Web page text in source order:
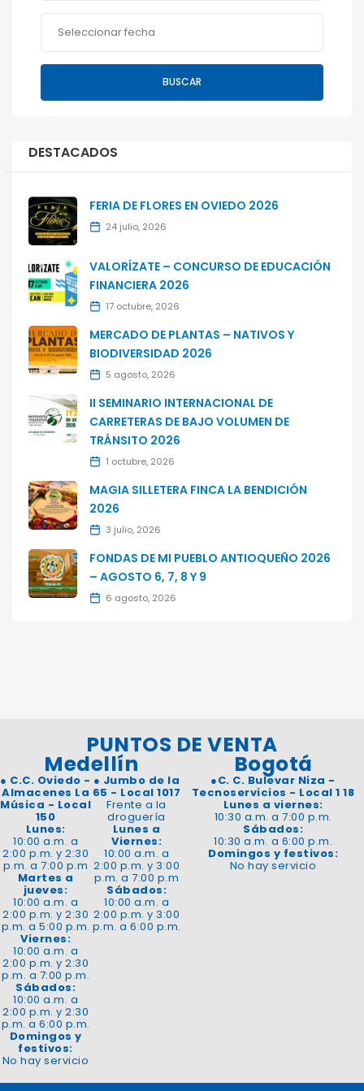
BUSCAR
DESTACADOS
FERIA DE FLORES EN OVIEDO 2026
24 julio, 2026
VALORÍZATE – CONCURSO DE EDUCACIÓN
FINANCIERA 2026
17 octubre, 2026
MERCADO DE PLANTAS – NATIVOS Y
BIODIVERSIDAD 2026
5 agosto, 2026
II SEMINARIO INTERNACIONAL DE
CARRETERAS DE BAJO VOLUMEN DE
TRÁNSITO 2026
1 octubre, 2026
MAGIA SILLETERA FINCA LA BENDICIÓN
2026
3 julio, 2026
FONDAS DE MI PUEBLO ANTIOQUEÑO 2026
– AGOSTO 6, 7, 8 Y 9
6 agosto, 2026
PUNTOS DE VENTA
Medellín
● C.C. Oviedo -
Almacenes La
Música - Local
150
Lunes:
10:00 a.m. a
2:00 p.m. y 2:30
p.m. a 7:00 p.m
Martes a
jueves:
10:00 a.m. a
2:00 p.m. y 2:30
p.m. a 5:00 p.m.
Viernes:
10:00 a.m. a
2:00 p.m. y 2:30
p.m. a 7:00 p.m.
Sábados:
10:00 a.m. a
2:00 p.m. y 2:30
p.m. a 6:00 p.m.
Domingos y
festivos:
No hay servicio
● Jumbo de la
65 - Local 1017
Frente a la
droguería
Lunes a
Viernes:
10:00 a.m. a
2:00 p.m. y 3:00
p.m. a 7:00 p.m
Sábados:
10:00 a.m. a
2:00 p.m. y 3:00
p.m. a 6:00 p.m.
Bogotá
●C. C. Bulevar Niza -
Tecnoservicios - Local 1 18
Lunes a viernes:
10:30 a.m. a 7:00 p.m.
Sábados:
10:30 a.m. a 6:00 p.m.
Domingos y festivos:
No hay servicio